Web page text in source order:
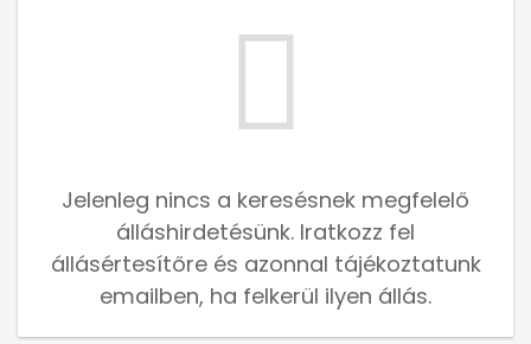
Jelenleg nincs a keresésnek megfelelő
álláshirdetésünk. Iratkozz fel
állásértesítőre és azonnal tájékoztatunk
emailben, ha felkerül ilyen állás.